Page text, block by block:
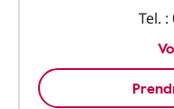
Tel. :